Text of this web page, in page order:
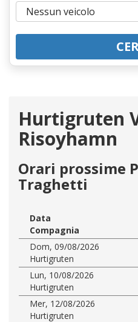
Hurtigruten
Risoyhamn
Orari prossime
Traghetti
Data
Compagnia
Dom, 09/08/2026
Hurtigruten
Lun, 10/08/2026
Hurtigruten
Mer, 12/08/2026
Hurtigruten